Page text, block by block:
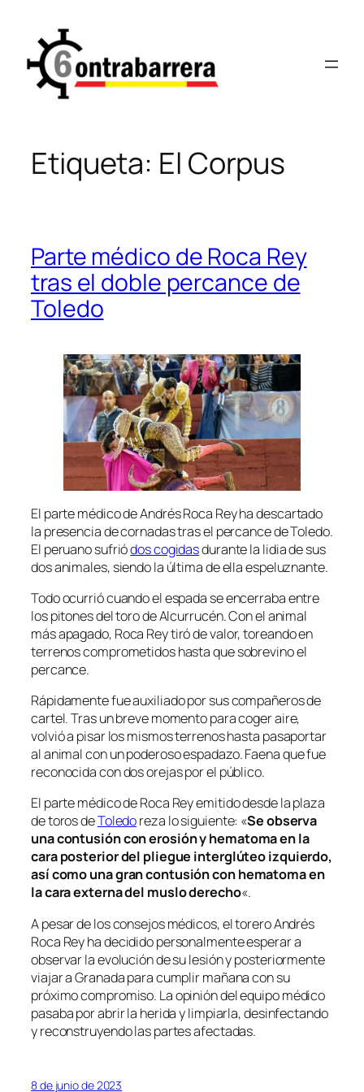
contenido
Etiqueta: El Corpus
Parte médico de Roca Rey
tras el doble percance de
Toledo
El parte médico de Andrés Roca Rey ha descartado
la presencia de cornadas tras el percance de Toledo.
El peruano sufriódos cogidasdurante la lidia de sus
dos animales, siendo la última de ella espeluznante.
Todo ocurrió cuando el espada se encerraba entre
los pitones del toro de Alcurrucén. Con el animal
más apagado, Roca Rey tiró de valor, toreando en
terrenos comprometidos hasta que sobrevino el
percance.
Rápidamente fue auxiliado por sus compañeros de
cartel. Tras un breve momento para coger aire,
volvió a pisar los mismos terrenos hasta pasaportar
al animal con un poderoso espadazo. Faena que fue
reconocida con dos orejas por el público.
El parte médico de Roca Rey emitido desde la plaza
de toros deToledoreza lo siguiente: «Se observa
una contusión con erosión y hematoma en la
cara posterior del pliegue interglúteo izquierdo,
así como una gran contusión con hematoma en
la cara externa del muslo derecho«.
A pesar de los consejos médicos, el torero Andrés
Roca Rey ha decidido personalmente esperar a
observar la evolución de su lesión y posteriormente
viajar a Granada para cumplir mañana con su
próximo compromiso. La opinión del equipo médico
pasaba por abrir la herida y limpiarla, desinfectando
y reconstruyendo las partes afectadas.
8 de junio de 2023